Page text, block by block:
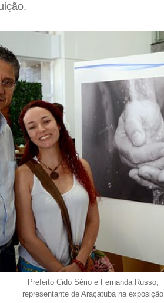
Prefeito Cido Sério e Fernanda Russo,
representante de Araçatuba na exposição